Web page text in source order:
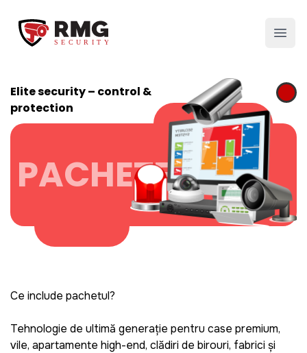
RMG Security
Elite security – control &
protection
PACHETE
Ce include pachetul?
Tehnologie de ultimă generație pentru case premium,
vile, apartamente high-end, clădiri de birouri, fabrici și